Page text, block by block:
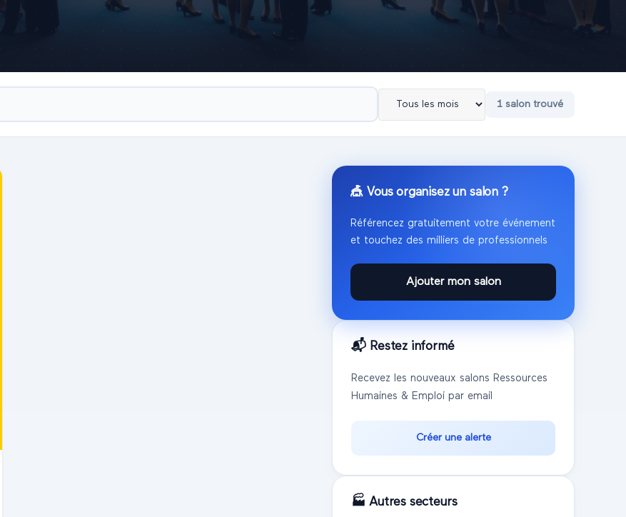
1 salon trouvé
🎪 Vous organisez un salon ?
Référencez gratuitement votre événement
et touchez des milliers de professionnels
Ajouter mon salon
📬 Restez informé
Recevez les nouveaux salons Ressources
Humaines & Emploi par email
Créer une alerte
🏭 Autres secteurs